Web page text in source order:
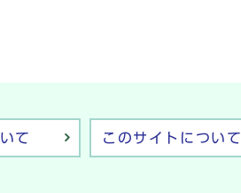
て このサイトについて